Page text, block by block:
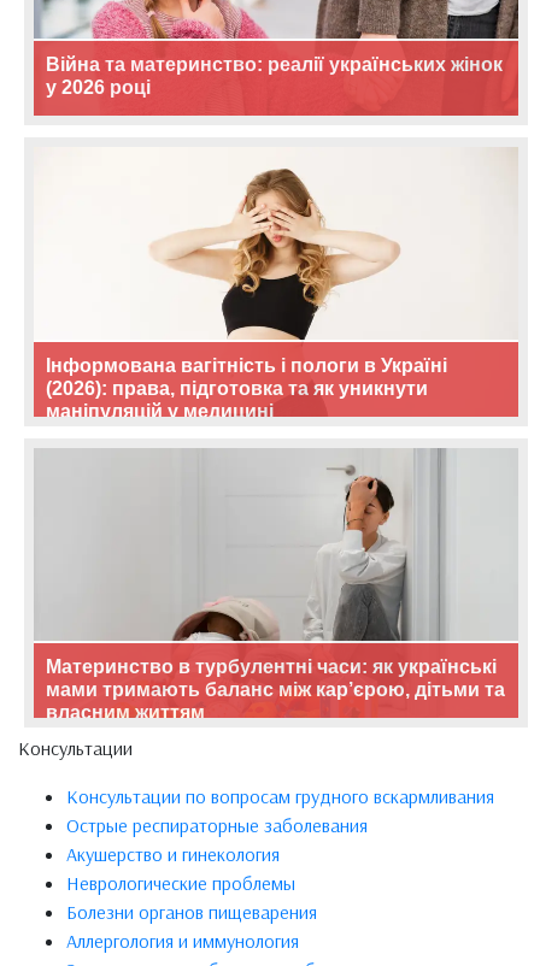
Війна та материнство: реалії українських жінок
у 2026 році
Інформована вагітність і пологи в Україні
(2026): права, підготовка та як уникнути
маніпуляцій у медицині
Материнство в турбулентні часи: як українські
мами тримають баланс між кар’єрою, дітьми та
власним життям
Консультации
Консультации по вопросам грудного вскармливания
Острые респираторные заболевания
Акушерство и гинекология
Неврологические проблемы
Болезни органов пищеварения
Аллергология и иммунология